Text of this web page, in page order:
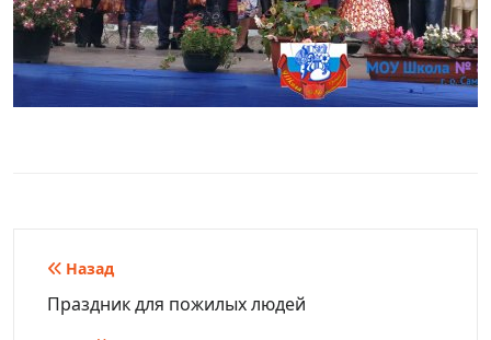
Навигация
по
Назад
Праздник для пожилых людей